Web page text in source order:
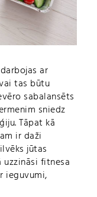
ar
tas būtu
sabalansēts
sniedz
Tāpat kā
ir daži
jūtas
uzzināsi fitnesa
ieguvumi,